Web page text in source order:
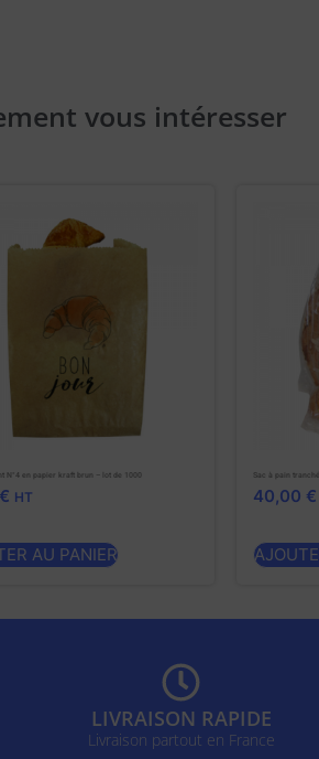
vous intéresser
N°4 en papier kraft brun – lot de 1000
€ HT
AU PANIER
Sac à pain
40,00 €
LIVRAISON RAPIDE
Livraison partout en France